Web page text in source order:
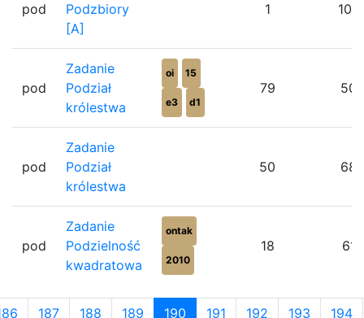
pod
Podzbiory
[A]
1
pod
Zadanie
Podział
królestwa
oi 15
e3 d1
79
pod
Zadanie
Podział
królestwa
50
pod
Zadanie
Podzielność
kwadratowa
ontak
2010
18
187 188 189 190 191 192 193 194